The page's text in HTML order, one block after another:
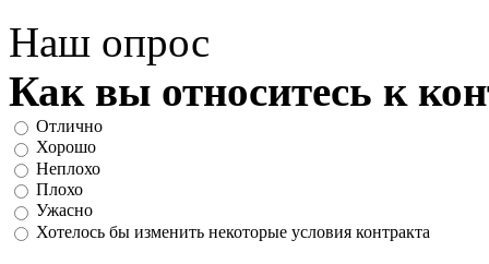
Наш опрос
Как вы относитесь к
Отлично
Хорошо
Неплохо
Плохо
Ужасно
Хотелось бы изменить некоторые условия контракта